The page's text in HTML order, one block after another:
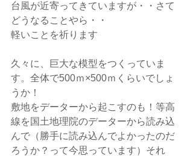
台風が近寄ってきていますが・・さて
どうなることやら・・
軽いことを祈ります
久々に、巨大な模型をつくっていま
す。全体で500ｍ×500ｍくらいでしょ
うか！
敷地をデーターから起こすのも！等高
線を国土地理院のデーターから読み込
んで（勝手に読み込んでよかったのだ
ろうか？って今思っています）それ